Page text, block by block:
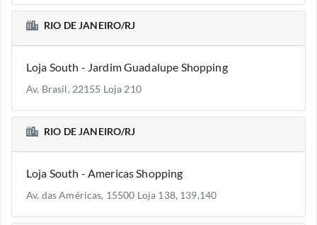
RIO DE JANEIRO/RJ
Loja South - Jardim Guadalupe Shopping
Av. Brasil, 22155 Loja 210
RIO DE JANEIRO/RJ
Loja South - Americas Shopping
Av. das Américas, 15500 Loja 138, 139,140